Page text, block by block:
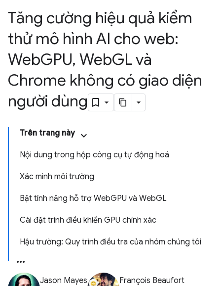
Tăng cường hiệu quả kiểm
thử mô hình AI cho web:
WebGPU, WebGL và
Chrome không có giao diện
người dùng
Trên trang này
Nội dung trong hộp công cụ tự động hoá
Xác minh môi trường
Bật tính năng hỗ trợ WebGPU và WebGL
Cài đặt trình điều khiển GPU chính xác
Hậu trường: Quy trình điều tra của nhóm chúng tôi
Jason Mayes François Beaufort